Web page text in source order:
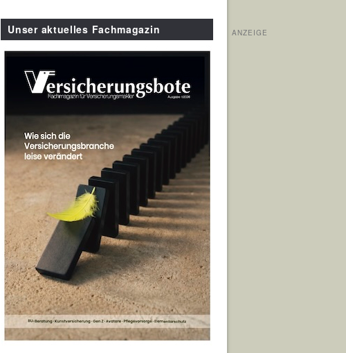
Unser aktuelles Fachmagazin ANZEIGE